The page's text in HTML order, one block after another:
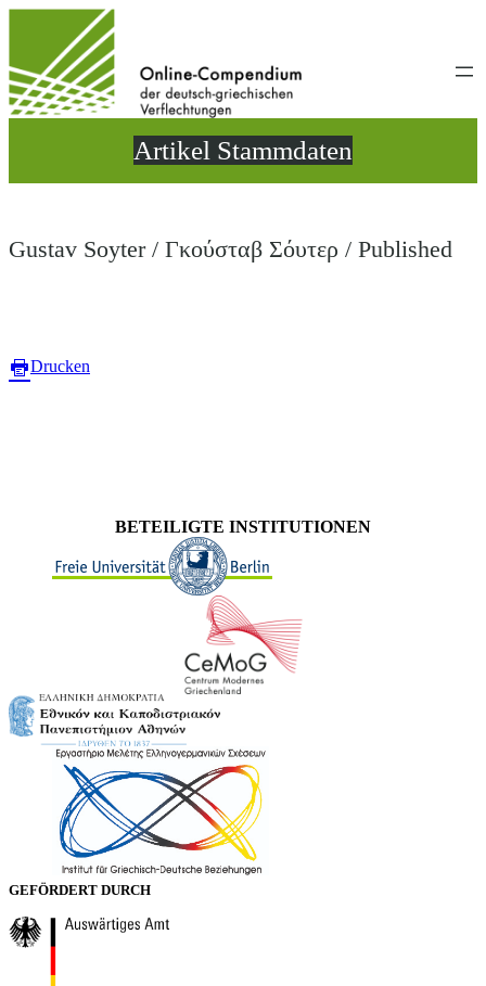
wechseln
Artikel Stammdaten
Gustav Soyter / Γκούσταβ Σόυτερ / Published
Drucken
BETEILIGTE INSTITUTIONEN
GEFÖRDERT DURCH